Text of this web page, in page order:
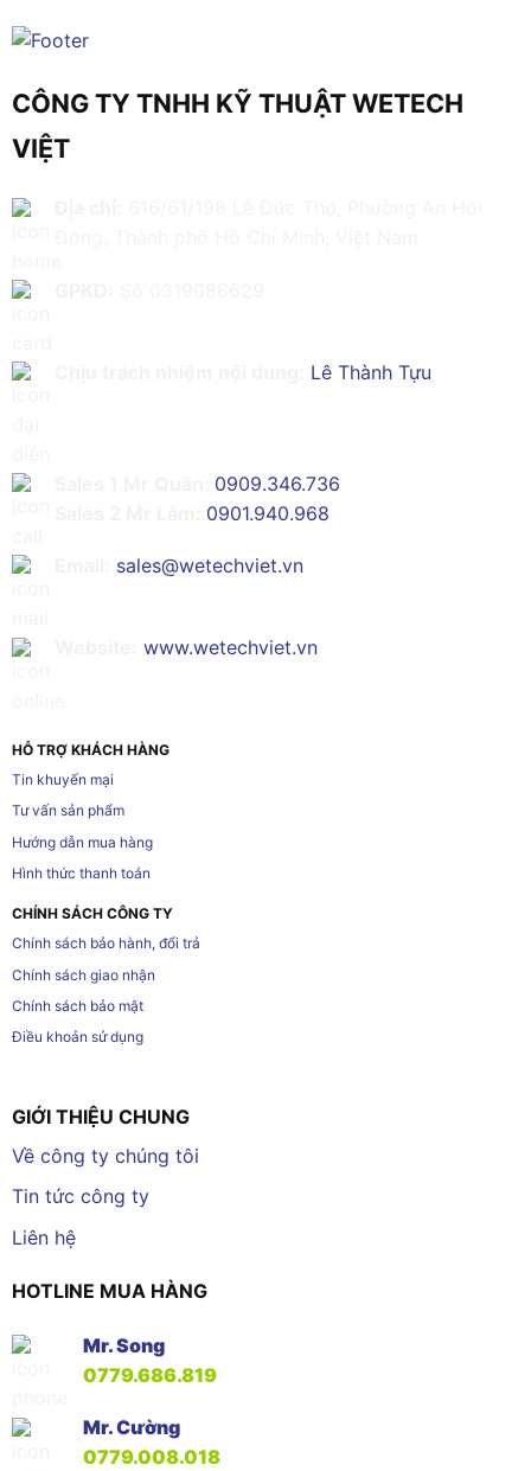
CÔNG TY TNHH KỸ THUẬT WETECH
VIỆT
Lê Thành Tựu
0909.346.736
0901.940.968
sales@wetechviet.vn
www.wetechviet.vn
HỖ TRỢ KHÁCH HÀNG
Tin khuyến mại
Tư vấn sản phẩm
Hướng dẫn mua hàng
Hình thức thanh toán
CHÍNH SÁCH CÔNG TY
Chính sách bảo hành, đổi trả
Chính sách giao nhận
Chính sách bảo mật
Điều khoản sử dụng
GIỚI THIỆU CHUNG
Về công ty chúng tôi
Tin tức công ty
Liên hệ
HOTLINE MUA HÀNG
Mr. Song
0779.686.819
Mr. Cường
0779.008.018